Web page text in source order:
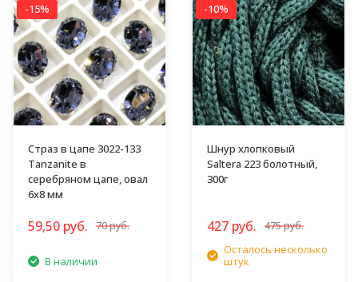
-15%
Страз в цапе 3022-133
Tanzanite в
серебряном цапе, овал
6х8 мм
59,50 руб. 70 руб.
В наличии
-10%
Шнур хлопковый
Saltera 223 болотный,
300г
427 руб. 475 руб.
Осталось несколько
штук